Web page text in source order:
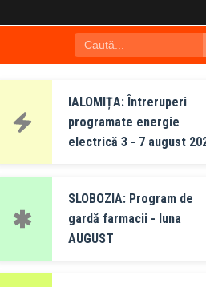
IALOMIȚA: Întreruperi
programate energie
electrică 3 - 7 august
SLOBOZIA: Program de
gardă farmacii - luna
AUGUST